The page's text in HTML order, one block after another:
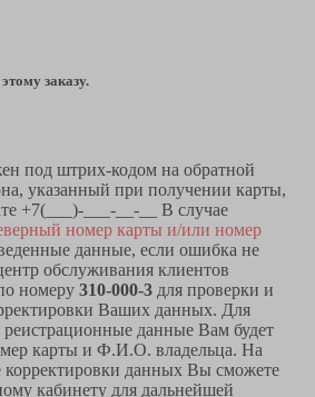
заказу.
под штрих-кодом на обратной
указанный при получении карты,
+7(___)-___-__-__ В случае
номер карты и/или номер
данные, если ошибка не
обслуживания клиентов
номеру 310-000-3 для проверки и
Ваших данных. Для
данные Вам будет
карты и Ф.И.О. владельца. На
данных Вы сможете
кабинету для дальнейшей